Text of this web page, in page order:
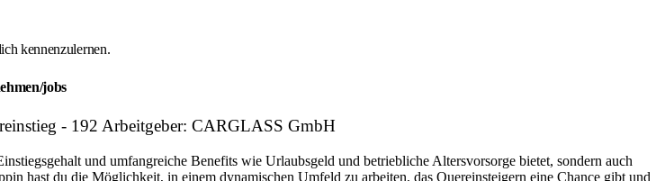
kennenzulernen.
jobs
- 192 Arbeitgeber: CARGLASS GmbH
und umfangreiche Benefits wie Urlaubsgeld und betriebliche Altersvorsorge bietet, sondern auch
hast du die Möglichkeit, in einem dynamischen Umfeld zu arbeiten, das Quereinsteigern eine Chance gibt und